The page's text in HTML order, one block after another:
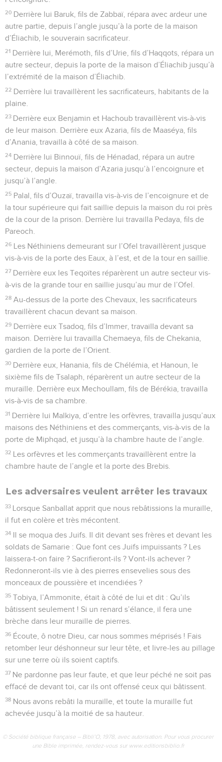
20 Derrière lui Baruk, fils de Zabbaï, répara avec ardeur une
autre partie, depuis l’angle jusqu’à la porte de la maison
d’Éliachib, le souverain sacrificateur.
21 Derrière lui, Merémoth, fils d’Urie, fils d’Haqqots, répara un
autre secteur, depuis la porte de la maison d’Éliachib jusqu’à
l’extrémité de la maison d’Éliachib.
22 Derrière lui travaillèrent les sacrificateurs, habitants de la
plaine.
23 Derrière eux Benjamin et Hachoub travaillèrent vis-à-vis
de leur maison. Derrière eux Azaria, fils de Maaséya, fils
d’Anania, travailla à côté de sa maison.
24 Derrière lui Binnouï, fils de Hénadad, répara un autre
secteur, depuis la maison d’Azaria jusqu’à l’encoignure et
jusqu’à l’angle.
25 Palal, fils d’Ouzaï, travailla vis-à-vis de l’encoignure et de
la tour supérieure qui fait saillie depuis la maison du roi près
de la cour de la prison. Derrière lui travailla Pedaya, fils de
Pareoch.
26 Les Néthiniens demeurant sur l’Ofel travaillèrent jusque
vis-à-vis de la porte des Eaux, à l’est, et de la tour en saillie.
27 Derrière eux les Teqoïtes réparèrent un autre secteur vis-
à-vis de la grande tour en saillie jusqu’au mur de l’Ofel.
28 Au-dessus de la porte des Chevaux, les sacrificateurs
travaillèrent chacun devant sa maison.
29 Derrière eux Tsadoq, fils d’Immer, travailla devant sa
maison. Derrière lui travailla Chemaeya, fils de Chekania,
gardien de la porte de l’Orient.
30 Derrière eux, Hanania, fils de Chélémia, et Hanoun, le
sixième fils de Tsalaph, réparèrent un autre secteur de la
muraille. Derrière eux Mechoullam, fils de Bérékia, travailla
vis-à-vis de sa chambre.
31 Derrière lui Malkiya, d’entre les orfèvres, travailla jusqu’aux
maisons des Néthiniens et des commerçants, vis-à-vis de la
porte de Miphqad, et jusqu’à la chambre haute de l’angle.
32 Les orfèvres et les commerçants travaillèrent entre la
chambre haute de l’angle et la porte des Brebis.
Les adversaires veulent arrêter les travaux
33 Lorsque Sanballat apprit que nous rebâtissions la muraille,
il fut en colère et très mécontent.
34 Il se moqua des Juifs. Il dit devant ses frères et devant les
soldats de Samarie : Que font ces Juifs impuissants ? Les
laissera-t-on faire ? Sacrifieront-ils ? Vont-ils achever ?
Redonneront-ils vie à des pierres ensevelies sous des
monceaux de poussière et incendiées ?
35 Tobiya, l’Ammonite, était à côté de lui et dit : Qu’ils
bâtissent seulement ! Si un renard s’élance, il fera une
brèche dans leur muraille de pierres.
36 Écoute, ô notre Dieu, car nous sommes méprisés ! Fais
retomber leur déshonneur sur leur tête, et livre-les au pillage
sur une terre où ils soient captifs.
37 Ne pardonne pas leur faute, et que leur péché ne soit pas
effacé de devant toi, car ils ont offensé ceux qui bâtissent.
38 Nous avons rebâti la muraille, et toute la muraille fut
achevée jusqu’à la moitié de sa hauteur.
© Société biblique française – Bibli’O, 1978, avec autorisation. Pour vous procurer
une Bible imprimée, rendez-vous sur www.editionsbiblio.fr